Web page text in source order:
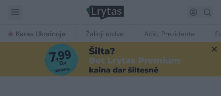
Karas Ukrainoje Žalioji erdvė Ačiū, Prezidente